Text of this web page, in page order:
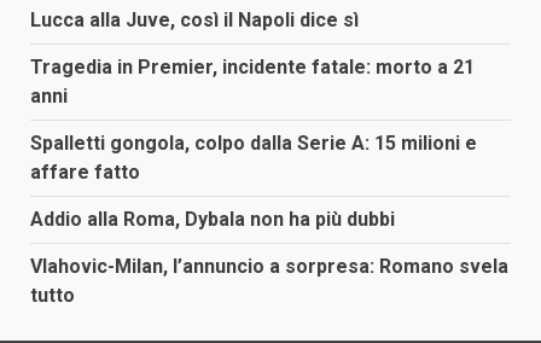
Lucca alla Juve, così il Napoli dice sì
Tragedia in Premier, incidente fatale: morto a 21
anni
Spalletti gongola, colpo dalla Serie A: 15 milioni e
affare fatto
Addio alla Roma, Dybala non ha più dubbi
Vlahovic-Milan, l’annuncio a sorpresa: Romano svela
tutto